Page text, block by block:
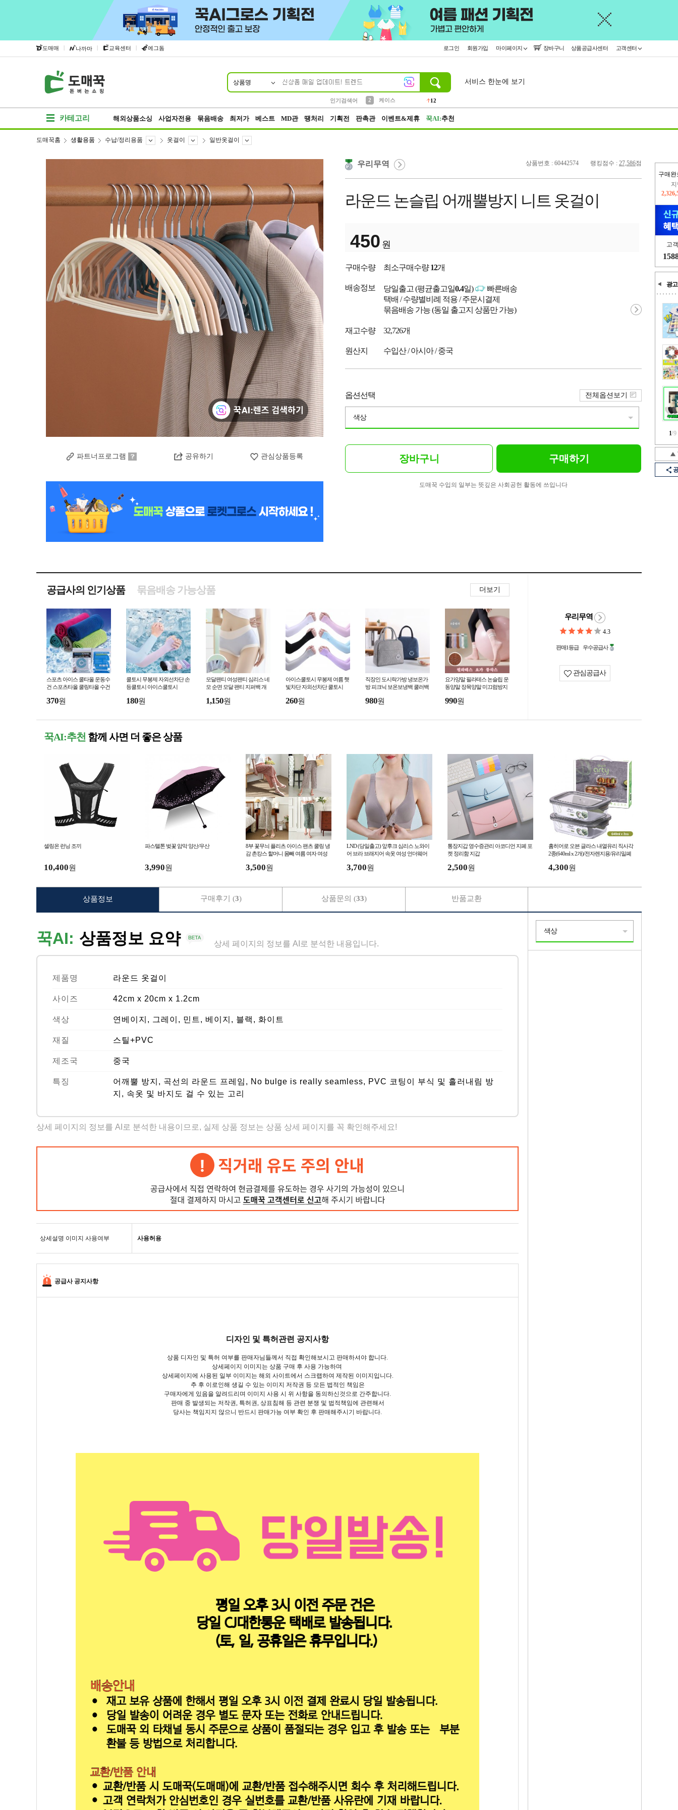
도매매 | 나까마 | 교육센터 | 에그돔 로그인 회원가입 마이페이지 장바구니 상품공급사센터 고객센터
상품명
인기검색어
2
케이스
12
서비스 한눈에 보기
카테고리 해외상품소싱 사업자전용 묶음배송 최저가 베스트 MD관 땡처리 기획전 판촉관 이벤트&제휴 꾹AI:추천
구매완
고
광고
1/9
도매꾹홈 생활용품 수납/정리용품 옷걸이 일반옷걸이
파트너프로그램 공유하기 관심상품등록
상품번호 : 60442574 랭킹점수 : 27,586점
우리무역
라운드 논슬립 어깨뿔방지 니트 옷걸이
450 원
구매수량 최소구매수량12개
배송정보 당일출고 (평균출고일0.4일)
빠른배송
택배 / 수량별비례 적용 / 주문시결제
묶음배송 가능 (동일 출고지 상품만 가능)
재고수량 32,726개
원산지 수입산 / 아시아 / 중국
옵션선택
색상
전체옵션보기
장바구니 구매하기
도매꾹 수입의 일부는 뜻깊은 사회공헌 활동에 쓰입니다
공급사의 인기상품 더보기
묶음배송 가능상품
스포츠 아이스 쿨타올 운동수
건 스포츠타올 쿨링타올 수건
370원
쿨토시 무봉제 자외선차단 손
등쿨토시 아이스쿨토시
180원
모달팬티 여성팬티 심리스 네
모 순면 모달 팬티 지퍼백 개
1,150원
아이스쿨토시 무봉제 여름 햇
빛차단 자외선차단 쿨토시
260원
직장인 도시락가방 냉보온가
방 피크닉 보온보냉백 쿨러백
980원
요가양말 필라테스 논슬립 운
동양말 장목양말 미끄럼방지
990원
우리무역
4.3
판매1등급 우수공급사
관심공급사
꾹AI:추천 함께 사면 더 좋은 상품
셀링온 런닝 조끼
10,400원
파스텔톤 벚꽃 암막 양산/우산
3,990원
8부 꽃무늬 플리츠 아이스 팬츠 쿨링 냉
감 촌캉스 할머니 몸빼 여름 여자 여성
3,500원
LND (당일출고) 앞후크 심리스 노와이
어 브라 브래지어 속옷 여성 언더웨어
3,700원
통장지갑 영수증관리 아코디언 지폐 포
켓 정리함 지갑
2,500원
홈히어로 오븐 글라스 내열유리 직사각
2종(640ml x 2개)/전자렌지용/유리밀폐
4,300원
꾹AI: 상품정보 요약 상세 페이지의 정보를 AI로 분석한 내용입니다.
제품명 라운드 옷걸이
사이즈 42cm x 20cm x 1.2cm
색상 연베이지, 그레이, 민트, 베이지, 블랙, 화이트
재질 스틸+PVC
제조국 중국
특징
어깨뿔 방지, 곡선의 라운드 프레임, No bulge is really seamless, PVC 코팅이 부식 및 흘러내림 방
지, 속옷 및 바지도 걸 수 있는 고리
상세 페이지의 정보를 AI로 분석한 내용이므로, 실제 상품 정보는 상품 상세 페이지를 꼭 확인해주세요!
상세설명 이미지 사용여부 사용허용
공급사 공지사항
디자인 및 특허관련 공지사항
상품 디자인 및 특허 여부를 판매자님들께서 직접 확인해보시고 판매하셔야 합니다.
상세페이지 이미지는 상품 구매 후 사용 가능하며
상세페이지에 사용된 일부 이미지는 해외 사이트에서 스크랩하여 제작된 이미지입니다.
추 후 이로인해 생길 수 있는 이미지 저작권 등 모든 법적인 책임은
구매자에게 있음을 알려드리며 이미지 사용 시 위 사항을 동의하신것으로 간주합니다.
판매 중 발생되는 저작권, 특허권, 상표침해 등 관련 분쟁 및 법적책임에 관련해서
당사는 책임지지 않으니 반드시 판매가능 여부 확인 후 판매해주시기 바랍니다.
상품정보 구매후기 (3) 상품문의 (33) 반품교환
색상